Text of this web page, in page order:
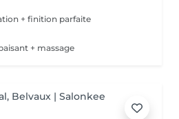
+ finition parfaite
+ massage